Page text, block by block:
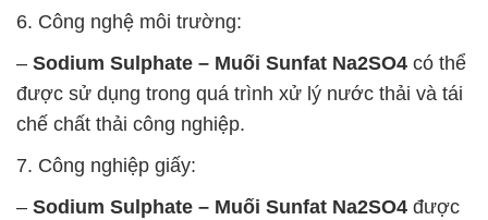
6. Công nghệ môi trường:
– Sodium Sulphate – Muối Sunfat Na2SO4 có thể
được sử dụng trong quá trình xử lý nước thải và tái
chế chất thải công nghiệp.
7. Công nghiệp giấy:
– Sodium Sulphate – Muối Sunfat Na2SO4 được